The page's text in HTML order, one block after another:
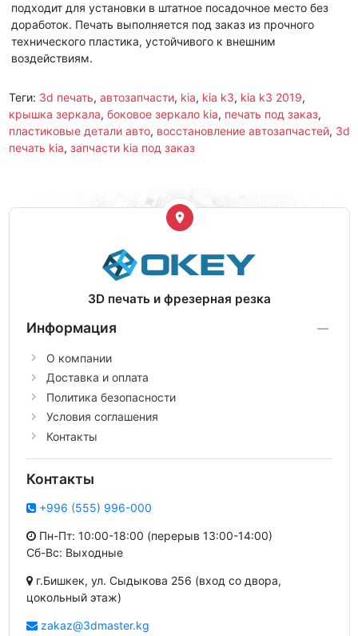
подходит для установки в штатное посадочное место без
доработок. Печать выполняется под заказ из прочного
технического пластика, устойчивого к внешним
воздействиям.
Теги: 3d печать, автозапчасти, kia, kia k3, kia k3 2019,
крышка зеркала, боковое зеркало kia, печать под заказ,
пластиковые детали авто, восстановление автозапчастей, 3d
печать kia, запчасти kia под заказ
3D печать и фрезерная резка
Информация
О компании
Доставка и оплата
Политика безопасности
Условия соглашения
Контакты
Контакты
+996 (555) 996-000
Пн-Пт: 10:00-18:00 (перерыв 13:00-14:00)
Сб-Вс: Выходные
г.Бишкек, ул. Сыдыкова 256 (вход со двора,
цокольный этаж)
zakaz@3dmaster.kg